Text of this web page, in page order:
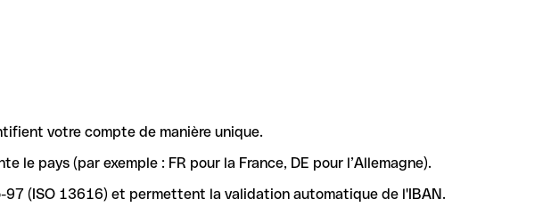
votre compte de manière unique.
pays (par exemple : FR pour la France, DE pour l’Allemagne).
(ISO 13616) et permettent la validation automatique de l'IBAN.